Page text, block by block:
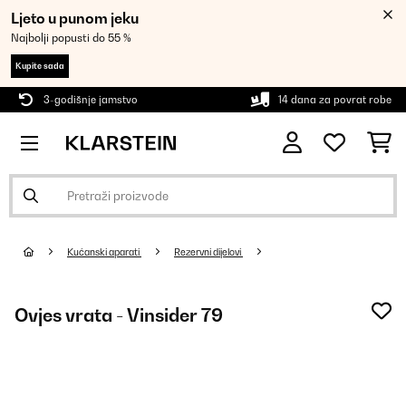
Ljeto u punom jeku
Najbolji popusti do 55 %
Kupite sada
3-godišnje jamstvo 14 dana za povrat robe
Kućanski aparati Rezervni dijelovi
Ovjes vrata - Vinsider 79